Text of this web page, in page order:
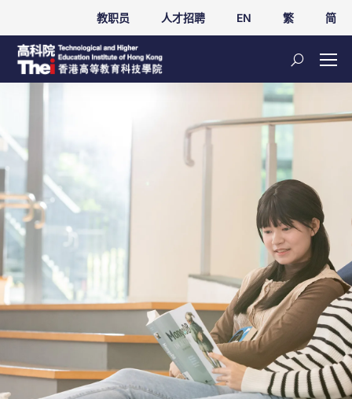
教职员 人才招聘 EN 繁 简